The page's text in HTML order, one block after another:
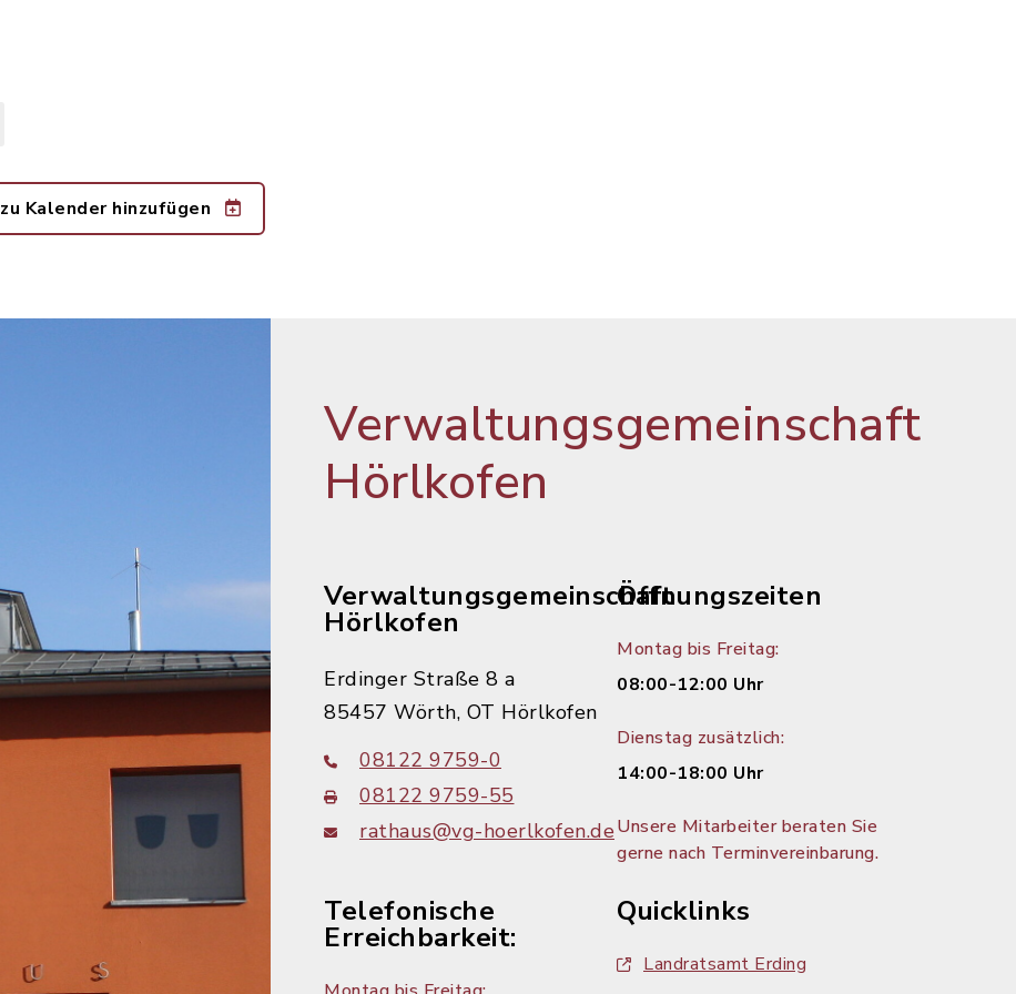
zu Kalender hinzufügen
Verwaltungsgemeinschaft
Hörlkofen
Verwaltungsgemeinschaft
Hörlkofen
Erdinger Straße 8 a
85457 Wörth, OT Hörlkofen
08122 9759-0
08122 9759-55
rathaus@vg-hoerlkofen.de
Öffnungszeiten
Montag bis Freitag:
08:00-12:00 Uhr
Dienstag zusätzlich:
14:00-18:00 Uhr
Unsere Mitarbeiter beraten Sie
gerne nach Terminvereinbarung.
Telefonische
Erreichbarkeit:
Quicklinks
Landratsamt Erding